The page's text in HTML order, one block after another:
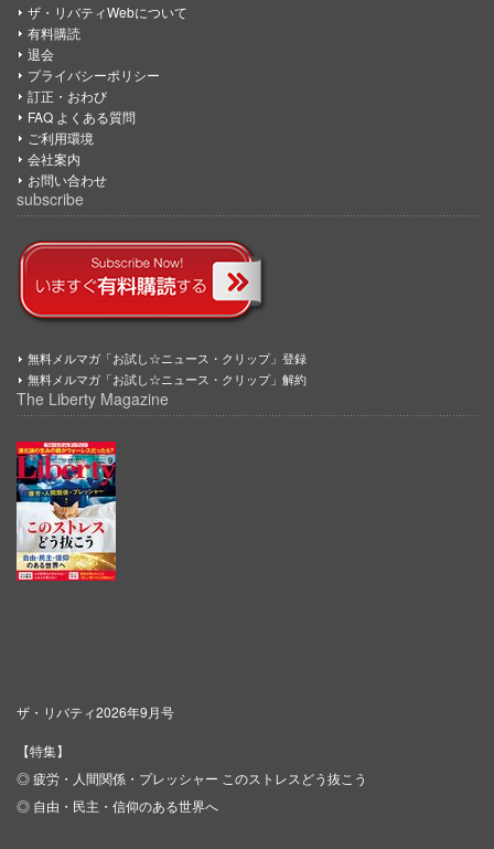
ザ・リバティWebについて
有料購読
退会
プライバシーポリシー
訂正・おわび
FAQ よくある質問
ご利用環境
会社案内
お問い合わせ
subscribe
無料メルマガ「お試し☆ニュース・クリップ」登録
無料メルマガ「お試し☆ニュース・クリップ」解約
The Liberty Magazine
ザ・リバティ2026年9月号
【特集】
◎ 疲労・人間関係・プレッシャー このストレスどう抜こう
◎ 自由・民主・信仰のある世界へ